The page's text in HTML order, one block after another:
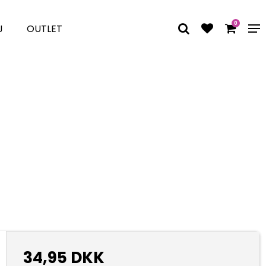
OUTLET 0
34,95 DKK